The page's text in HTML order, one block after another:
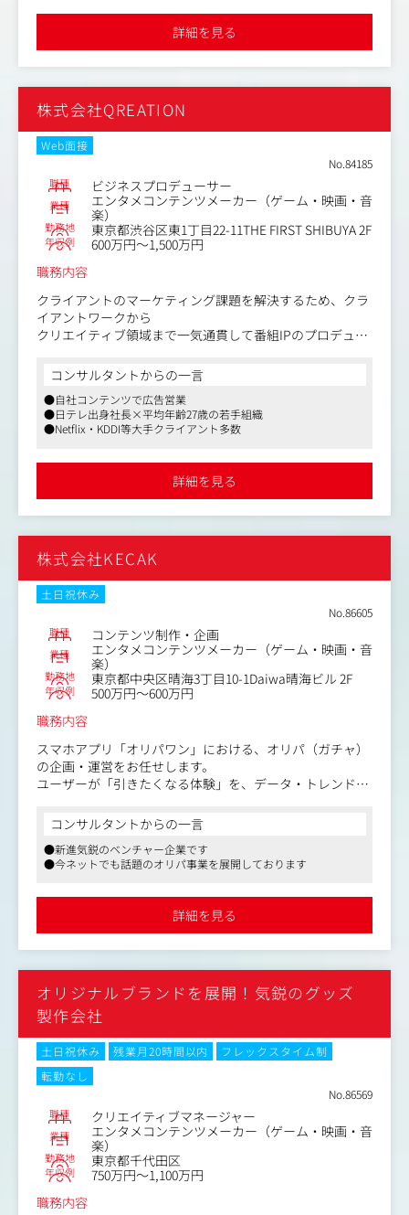
のレビューおよびフィードバック
・大規模案件における仕様精査、進行管理などのリードデ
・採用活動（スカウト、面接など）および組織課題の解決
に向けた施策の実行
詳細を見る
株式会社QREATION
Web面接
No.84185
職種 ビジネスプロデューサー
業種
エンタメコンテンツメーカー（ゲーム・映画・音
楽）
勤務地 東京都渋谷区東1丁目22-11THE FIRST SHIBUYA 2F
年収例
600万円～1,500万円
職務内容
クライアントのマーケティング課題を解決するため、クラ
イアントワークから
クリエイティブ領域まで一気通貫して番組IPのプロデュー
＜具体的な業務内容＞
・クライアントのマーケティング課題やブランド戦略のヒ
アリング
・課題に対する企画ディレクション及び提案業務
・広告代理店やメディア企業等との戦略的アライアンスの
コンサルタントからの一言
●自社コンテンツで広告営業
●日テレ出身社長×平均年齢27歳の若手組織
●Netflix・KDDI等大手クライアント多数
詳細を見る
株式会社KECAK
土日祝休み
No.86605
職種 コンテンツ制作・企画
業種
エンタメコンテンツメーカー（ゲーム・映画・音
楽）
勤務地 東京都中央区晴海3丁目10-1Daiwa晴海ビル 2F
年収例
500万円～600万円
職務内容
スマホアプリ「オリパワン」における、オリパ（ガチャ）
の企画・運営をお任せします。
ユーザーが「引きたくなる体験」を、データ・トレンド・
【具体的な業務内容】
・ガチャ（オリパ）の企画立案
・テーマ設計／ラインナップ構成
・売上／回転率などの数値分析～改善提案
・カード相場／ユーザートレンド／競合分析
・トレカ仕入れにおける企画・ディレクション
・データ分析をもとにした経営陣への戦略提案
・チーム内での企画ミーティング参加
コンサルタントからの一言
●新進気鋭のベンチャー企業です
●今ネットでも話題のオリパ事業を展開しております
詳細を見る
オリジナルブランドを展開！気鋭のグッズ
製作会社
土日祝休み 残業月20時間以内
フレックスタイム制
転勤なし
No.86569
職種 クリエイティブマネージャー
業種
エンタメコンテンツメーカー（ゲーム・映画・音
楽）
勤務地 東京都千代田区
年収例
750万円～1,100万円
職務内容